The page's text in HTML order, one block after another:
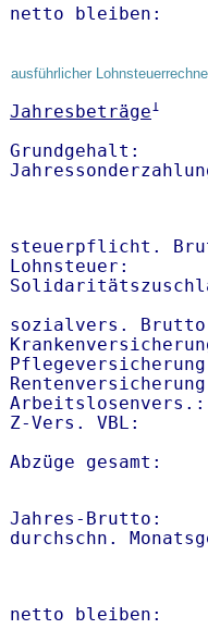
netto
ausführlicher
Jahresbeträge1
Grundgehalt:
steuerpflicht.
Lohnsteuer:
sozialvers.
Z-Vers. VBL:
Abzüge gesamt:
Jahres-
netto